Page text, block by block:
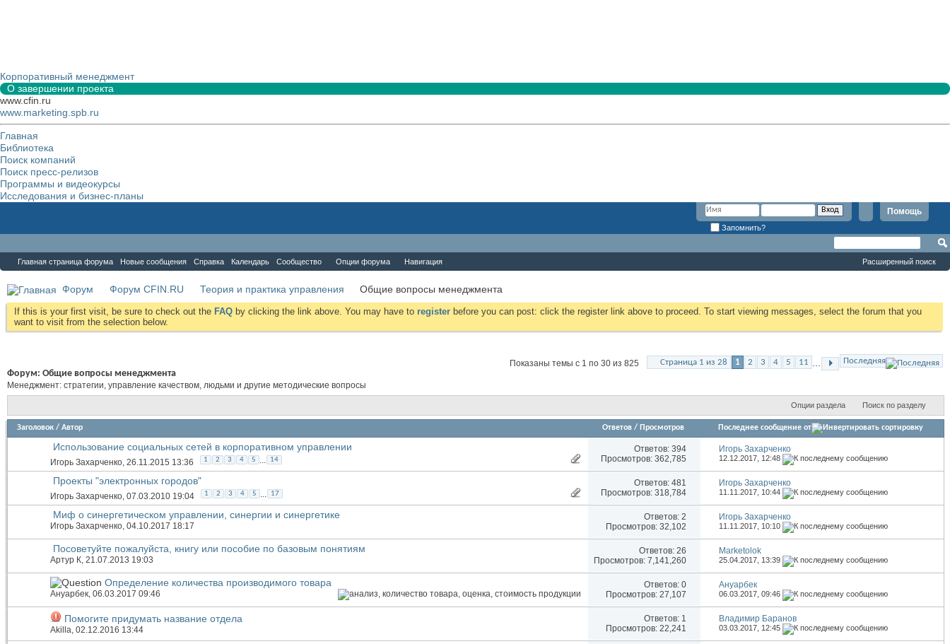
Корпоративный менеджмент
О завершении проекта
www.cfin.ru
www.marketing.spb.ru
Главная
Библиотека
Поиск компаний
Поиск пресс-релизов
Программы и видеокурсы
Исследования и бизнес-планы
Помощь
Запомнить?
Главная страница форума Новые сообщения Справка Календарь Сообщество Опции форума Навигация Расширенный поиск
Форум Форум CFIN.RU Теория и практика управления Общие вопросы менеджмента
If this is your first visit, be sure to check out the FAQ by clicking the link above. You may have to register before you can post: click the register link above to proceed. To start viewing messages, select the forum that you
want to visit from the selection below.
Страница 1 из 28 1 2 3 4 5 11 Последняя
Показаны темы с 1 по 30 из 825
Форум: Общие вопросы менеджмента
Менеджмент: стратегии, управление качеством, людьми и другие методические вопросы
Опции раздела Поиск по разделу
Заголовок / Автор Ответов / Просмотров Последнее сообщение от
Использование социальных сетей в корпоративном управлении
Игорь Захарченко, 26.11.2015 13:36 1 2 3 4 5 ... 14
Ответов: 394
Просмотров: 362,785
Игорь Захарченко
12.12.2017, 12:48
Проекты "электронных городов"
Игорь Захарченко, 07.03.2010 19:04 1 2 3 4 5 ... 17
Ответов: 481
Просмотров: 318,784
Игорь Захарченко
11.11.2017, 10:44
Миф о синергетическом управлении, синергии и синергетике
Игорь Захарченко, 04.10.2017 18:17
Ответов: 2
Просмотров: 32,102
Игорь Захарченко
11.11.2017, 10:10
Посоветуйте пожалуйста, книгу или пособие по базовым понятиям
Артур К, 21.07.2013 19:03
Ответов: 26
Просмотров: 7,141,260
Marketolok
25.04.2017, 13:39
Определение количества производимого товара
Ануарбек, 06.03.2017 09:46
Ответов: 0
Просмотров: 27,107
Ануарбек
06.03.2017,09:46
Помогите придумать название отдела
Akilla, 02.12.2016 13:44
Ответов: 1
Просмотров: 22,241
Владимир Баранов
03.03.2017, 12:45